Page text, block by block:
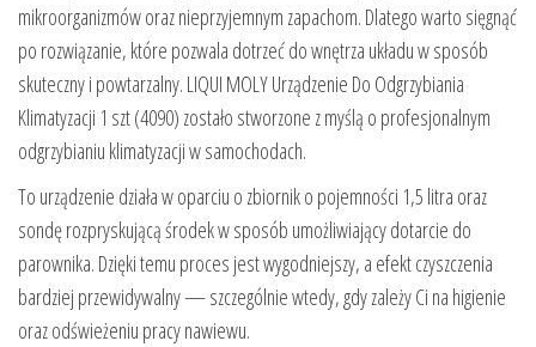
mikroorganizmów oraz nieprzyjemnym zapachom. Dlatego warto sięgnąć
po rozwiązanie, które pozwala dotrzeć do wnętrza układu w sposób
skuteczny i powtarzalny. LIQUI MOLY Urządzenie Do Odgrzybiania
Klimatyzacji 1 szt (4090) zostało stworzone z myślą o profesjonalnym
odgrzybianiu klimatyzacji w samochodach.
To urządzenie działa w oparciu o zbiornik o pojemności 1,5 litra oraz
sondę rozpryskującą środek w sposób umożliwiający dotarcie do
parownika. Dzięki temu proces jest wygodniejszy, a efekt czyszczenia
bardziej przewidywalny — szczególnie wtedy, gdy zależy Ci na higienie
oraz odświeżeniu pracy nawiewu.